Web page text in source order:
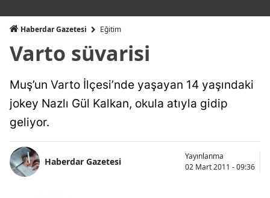
Haberdar Gazetesi Eğitim
Varto süvarisi
Muş’un Varto İlçesi’nde yaşayan 14 yaşındaki
jokey Nazlı Gül Kalkan, okula atıyla gidip
geliyor.
Haberdar Gazetesi
Yayınlanma
02 Mart 2011 - 09:36